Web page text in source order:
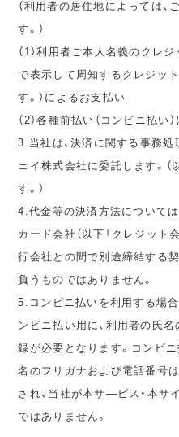
（利用者の居住地によっては
す。）
（1）利用者ご本人名義のクレ
で表示して周知するクレジッ
す。）によるお支払い
（2）各種前払い（コンビニ払い
3.当社は、決済に関する事務
ェイ株式会社に委託します。（
す。）
4.代金等の決済方法について
カード会社（以下「クレジット
行会社との間で別途締結する
負うものではありません。
5.コンビニ払いを利用する場
ンビニ払い用に、利用者の氏
録が必要となります。コンビ
名のフリガナおよび電話番号
され、当社が本サ―ビス・本サ
ではありません。